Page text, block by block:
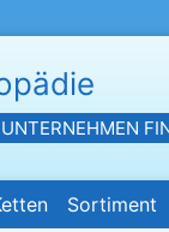
Sortiment